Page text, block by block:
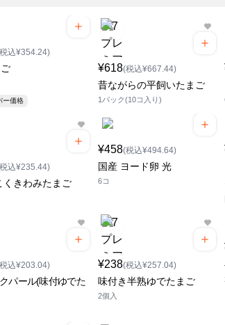
込¥354.24)
ー価格
¥618(税込¥667.44)
昔ながらの平飼いたまご
1パック(10コ入り)
込¥235.44)
くきわみたまご
¥458(税込¥494.64)
国産 ヨード卵 光
6コ
込¥203.04)
パール(味付ゆでた
¥238(税込¥257.04)
味付き半熟ゆでたまご
2個入